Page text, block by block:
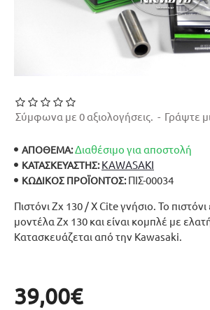
Πιστόνι Zx 130 / X Cite γνήσιο. Το πιστόνι
μοντέλα Zx 130 και είναι κομπλέ με
Κατασκευάζεται από την Kawasaki.
ΑΠΟΘΕΜΑ:Διαθέσιμο για αποστολή
ΚΑΤΑΣΚΕΥΑΣΤΉΣ: KAWASAKI
ΚΩΔΙΚΌΣ ΠΡΟΪΌΝΤΟΣ: ΠΙΣ-00034
Σύμφωνα με 0 αξιολογήσεις. - Γράψτε
39,00€